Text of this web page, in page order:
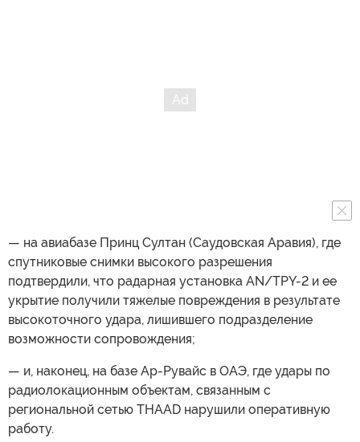
— на авиабазе Принц Султан (Саудовская Аравия), где
спутниковые снимки высокого разрешения
подтвердили, что радарная установка AN/TPY-2 и ее
укрытие получили тяжелые повреждения в результате
высокоточного удара, лишившего подразделение
возможности сопровождения;
— и, наконец, на базе Ар-Рувайс в ОАЭ, где удары по
радиолокационным объектам, связанным с
региональной сетью THAAD нарушили оперативную
работу.